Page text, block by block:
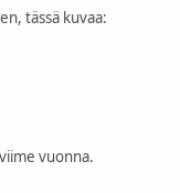
tässä kuvaa:
vuonna.